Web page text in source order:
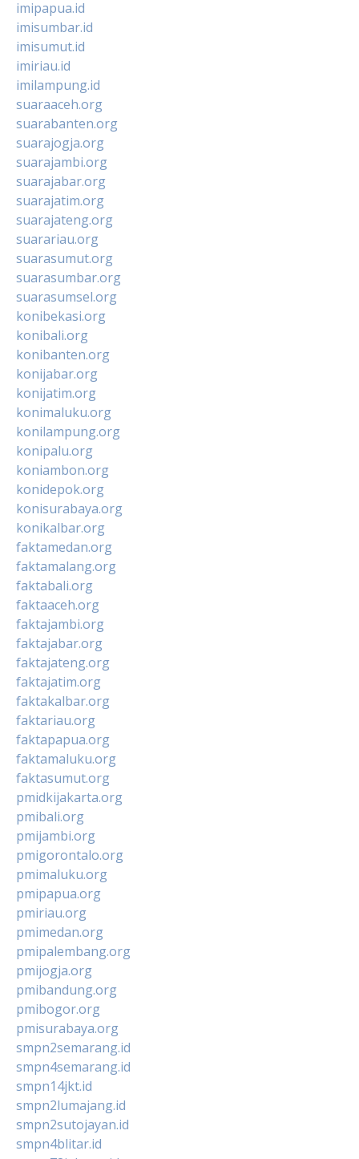
imipapua.id
imisumbar.id
imisumut.id
imiriau.id
imilampung.id
suaraaceh.org
suarabanten.org
suarajogja.org
suarajambi.org
suarajabar.org
suarajatim.org
suarajateng.org
suarariau.org
suarasumut.org
suarasumbar.org
suarasumsel.org
konibekasi.org
konibali.org
konibanten.org
konijabar.org
konijatim.org
konimaluku.org
konilampung.org
konipalu.org
koniambon.org
konidepok.org
konisurabaya.org
konikalbar.org
faktamedan.org
faktamalang.org
faktabali.org
faktaaceh.org
faktajambi.org
faktajabar.org
faktajateng.org
faktajatim.org
faktakalbar.org
faktariau.org
faktapapua.org
faktamaluku.org
faktasumut.org
pmidkijakarta.org
pmibali.org
pmijambi.org
pmigorontalo.org
pmimaluku.org
pmipapua.org
pmiriau.org
pmimedan.org
pmipalembang.org
pmijogja.org
pmibandung.org
pmibogor.org
pmisurabaya.org
smpn2semarang.id
smpn4semarang.id
smpn14jkt.id
smpn2lumajang.id
smpn2sutojayan.id
smpn4blitar.id